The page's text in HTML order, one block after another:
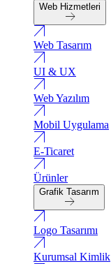
Web Hizmetleri
Web Tasarım
UI & UX
Web Yazılım
Mobil Uygulama
E-Ticaret
Ürünler
Grafik Tasarım
Logo Tasarımı
Kurumsal Kimlik